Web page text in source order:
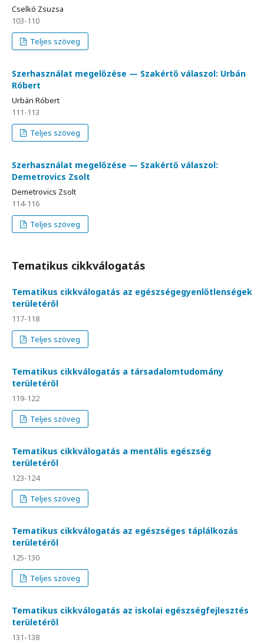
Cselkó Zsuzsa
103-110
Teljes szöveg
Szerhasználat megelőzése — Szakértő válaszol: Urbán
Róbert
Urbán Róbert
111-113
Teljes szöveg
Szerhasználat megelőzése — Szakértő válaszol:
Demetrovics Zsolt
Demetrovics Zsolt
114-116
Teljes szöveg
Tematikus cikkválogatás
Tematikus cikkválogatás az egészségegyenlőtlenségek
területéről
117-118
Teljes szöveg
Tematikus cikkválogatás a társadalomtudomány
területéről
119-122
Teljes szöveg
Tematikus cikkválogatás a mentális egészség
területéről
123-124
Teljes szöveg
Tematikus cikkválogatás az egészséges táplálkozás
területéről
125-130
Teljes szöveg
Tematikus cikkválogatás az iskolai egészségfejlesztés
területéről
131-138